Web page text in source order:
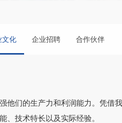
文化 企业招聘 合作伙伴
他们的生产力和利润能力。凭借
、技术特长以及实际经验。